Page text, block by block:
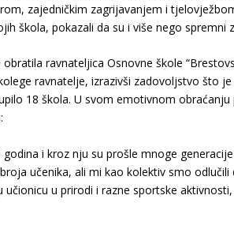
zajedničkim zagrijavanjem i
škola, pokazali da su i više nego spremni
ravnateljica Osnovne škole
ravnatelje, izrazivši zadovoljstvo što
18 škola. U svom emotivnom
i kroz nju su prošle mnoge
učenika, ali mi kao kolektiv smo
u prirodi i razne sportske